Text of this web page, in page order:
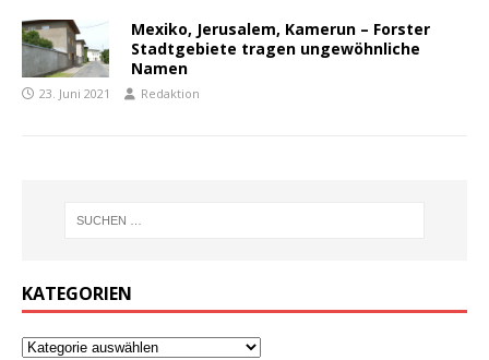
Mexiko, Jerusalem, Kamerun – Forster
Stadtgebiete tragen ungewöhnliche
Namen
23. Juni 2021 Redaktion
KATEGORIEN